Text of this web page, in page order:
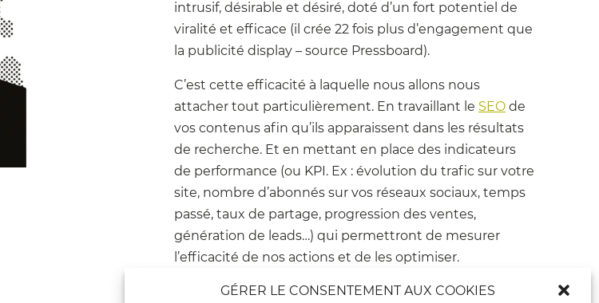
GÉRER LE CONSENTEMENT AUX COOKIES
intrusif, désirable et désiré, doté d’un fort potentiel de
viralité et efficace (il crée 22 fois plus d’engagement que
la publicité display – source Pressboard).
C’est cette efficacité à laquelle nous allons nous
attacher tout particulièrement. En travaillant le SEO de
vos contenus afin qu’ils apparaissent dans les résultats
de recherche. Et en mettant en place des indicateurs
de performance (ou KPI. Ex : évolution du trafic sur votre
site, nombre d’abonnés sur vos réseaux sociaux, temps
passé, taux de partage, progression des ventes,
génération de leads…) qui permettront de mesurer
l’efficacité de nos actions et de les optimiser.
À l’Agence COMDZ, nous considérons que notre plus